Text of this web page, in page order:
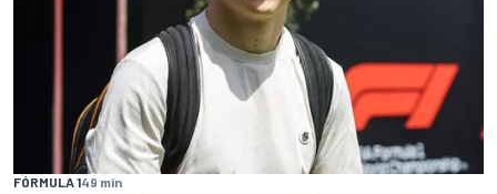
FÓRMULA 149 min